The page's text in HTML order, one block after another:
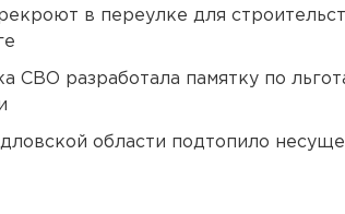
в переулке для
СВО разработала памятку по
области подтопило